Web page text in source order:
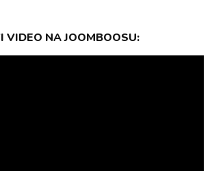
VIDEO NA JOOMBOOSU: